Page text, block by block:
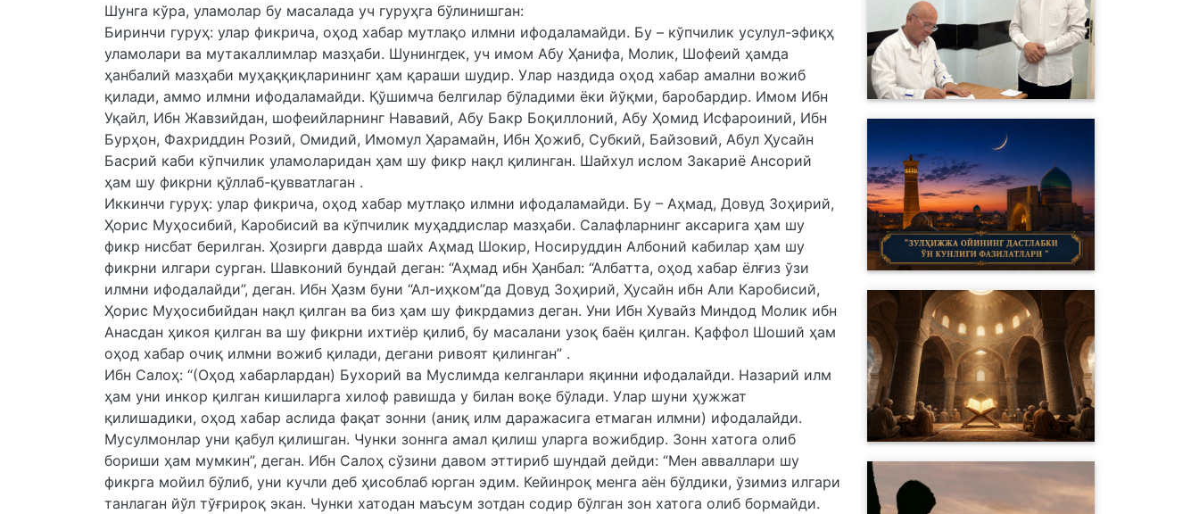
Шунга кўра, уламолар бу масалада уч гуруҳга бўлинишган:
Биринчи гуруҳ: улар фикрича, оҳод хабар мутлақо илмни ифодаламайди. Бу – кўпчилик усулул-эфиқҳ
уламолари ва мутакаллимлар мазҳаби. Шунингдек, уч имом Абу Ҳанифа, Молик, Шофеий ҳамда
ҳанбалий мазҳаби муҳаққиқларининг ҳам қараши шудир. Улар наздида оҳод хабар амални вожиб
қилади, аммо илмни ифодаламайди. Қўшимча белгилар бўладими ёки йўқми, баробардир. Имом Ибн
Уқайл, Ибн Жавзийдан, шофеийларнинг Нававий, Абу Бакр Боқиллоний, Абу Ҳомид Исфароиний, Ибн
Бурҳон, Фахриддин Розий, Омидий, Имомул Ҳарамайн, Ибн Ҳожиб, Субкий, Байзовий, Абул Ҳусайн
Басрий каби кўпчилик уламоларидан ҳам шу фикр нақл қилинган. Шайхул ислом Закариё Ансорий
ҳам шу фикрни қўллаб-қувватлаган .
Иккинчи гуруҳ: улар фикрича, оҳод хабар мутлақо илмни ифодаламайди. Бу – Аҳмад, Довуд Зоҳирий,
Ҳорис Муҳосибий, Каробисий ва кўпчилик муҳаддислар мазҳаби. Салафларнинг аксарига ҳам шу
фикр нисбат берилган. Ҳозирги даврда шайх Аҳмад Шокир, Носируддин Албоний кабилар ҳам шу
фикрни илгари сурган. Шавконий бундай деган: “Аҳмад ибн Ҳанбал: “Албатта, оҳод хабар ёлғиз ўзи
илмни ифодалайди”, деган. Ибн Ҳазм буни “Ал-иҳком”да Довуд Зоҳирий, Ҳусайн ибн Али Каробисий,
Ҳорис Муҳосибийдан нақл қилган ва биз ҳам шу фикрдамиз деган. Уни Ибн Хувайз Миндод Молик ибн
Анасдан ҳикоя қилган ва шу фикрни ихтиёр қилиб, бу масалани узоқ баён қилган. Қаффол Шоший ҳам
оҳод хабар очиқ илмни вожиб қилади, дегани ривоят қилинган” .
Ибн Салоҳ: “(Оҳод хабарлардан) Бухорий ва Муслимда келганлари яқинни ифодалайди. Назарий илм
ҳам уни инкор қилган кишиларга хилоф равишда у билан воқе бўлади. Улар шуни ҳужжат
қилишадики, оҳод хабар аслида фақат зонни (аниқ илм даражасига етмаган илмни) ифодалайди.
Мусулмонлар уни қабул қилишган. Чунки зоннга амал қилиш уларга вожибдир. Зонн хатога олиб
бориши ҳам мумкин”, деган. Ибн Салоҳ сўзини давом эттириб шундай дейди: “Мен авваллари шу
фикрга мойил бўлиб, уни кучли деб ҳисоблаб юрган эдим. Кейинроқ менга аён бўлдики, ўзимиз илгари
танлаган йўл тўғрироқ экан. Чунки хатодан маъсум зотдан содир бўлган зон хатога олиб бормайди.